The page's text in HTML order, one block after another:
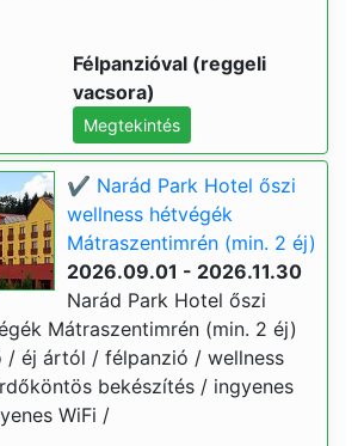
Félpanzióval (reggeli
vacsora)
Megtekintés
✔️ Narád Park Hotel őszi
wellness hétvégék
Mátraszentimrén (min. 2 éj)
2026.09.01 - 2026.11.30
Narád Park Hotel őszi
Mátraszentimrén (min. 2 éj)
/ éj ártól / félpanzió / wellness
bekészítés / ingyenes
WiFi /